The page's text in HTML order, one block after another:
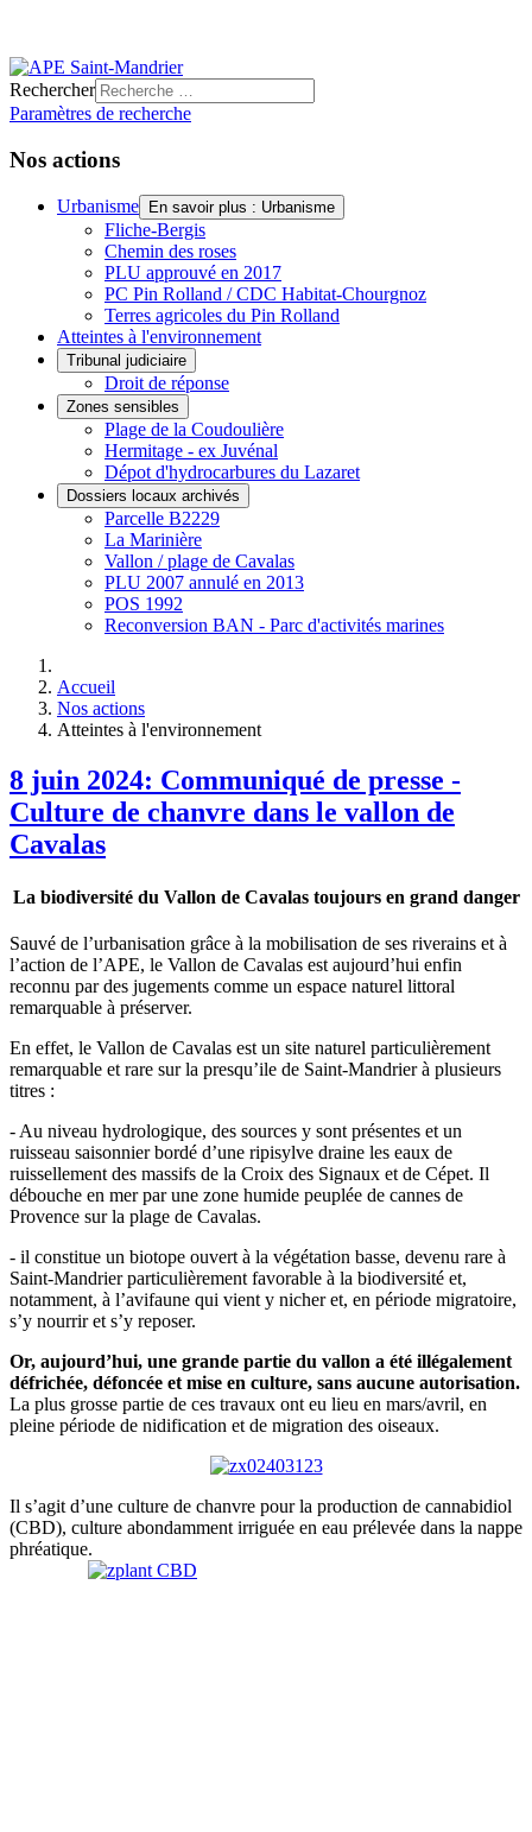
Rechercher
Paramètres de recherche
Nos actions
Urbanisme En savoir plus : Urbanisme
Fliche-Bergis
Chemin des roses
PLU approuvé en 2017
PC Pin Rolland / CDC Habitat-Chourgnoz
Terres agricoles du Pin Rolland
Atteintes à l'environnement
Tribunal judiciaire
Droit de réponse
Zones sensibles
Plage de la Coudoulière
Hermitage - ex Juvénal
Dépot d'hydrocarbures du Lazaret
Dossiers locaux archivés
Parcelle B2229
La Marinière
Vallon / plage de Cavalas
PLU 2007 annulé en 2013
POS 1992
Reconversion BAN - Parc d'activités marines
Accueil
Nos actions
Atteintes à l'environnement
8 juin 2024: Communiqué de presse -
Culture de chanvre dans le vallon de
Cavalas
La biodiversité du Vallon de Cavalas toujours en grand danger
Sauvé de l’urbanisation grâce à la mobilisation de ses riverains et à
l’action de l’APE, le Vallon de Cavalas est aujourd’hui enfin
reconnu par des jugements comme un espace naturel littoral
remarquable à préserver.
En effet, le Vallon de Cavalas est un site naturel particulièrement
remarquable et rare sur la presqu’ile de Saint-Mandrier à plusieurs
titres :
- Au niveau hydrologique, des sources y sont présentes et un
ruisseau saisonnier bordé d’une ripisylve draine les eaux de
ruissellement des massifs de la Croix des Signaux et de Cépet. Il
débouche en mer par une zone humide peuplée de cannes de
Provence sur la plage de Cavalas.
- il constitue un biotope ouvert à la végétation basse, devenu rare à
Saint-Mandrier particulièrement favorable à la biodiversité et,
notamment, à l’avifaune qui vient y nicher et, en période migratoire,
s’y nourrir et s’y reposer.
Or, aujourd’hui, une grande partie du vallon a été illégalement
défrichée, défoncée et mise en culture, sans aucune autorisation.
La plus grosse partie de ces travaux ont eu lieu en mars/avril, en
pleine période de nidification et de migration des oiseaux.
Il s’agit d’une culture de chanvre pour la production de cannabidiol
(CBD), culture abondamment irriguée en eau prélevée dans la nappe
phréatique.